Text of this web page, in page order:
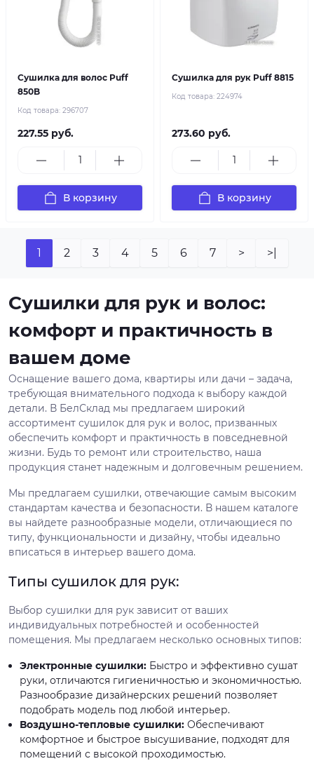
Сушилка для волос Puff
850B
Код товара: 296707
227.55 руб.
В корзину
Сушилка для рук Puff 8815
Код товара: 224974
273.60 руб.
В корзину
1 2 3 4 5 6 7 > >|
Сушилки для рук и волос:
комфорт и практичность в
вашем доме
Оснащение вашего дома, квартиры или дачи – задача,
требующая внимательного подхода к выбору каждой
детали. В БелСклад мы предлагаем широкий
ассортимент сушилок для рук и волос, призванных
обеспечить комфорт и практичность в повседневной
жизни. Будь то ремонт или строительство, наша
продукция станет надежным и долговечным решением.
Мы предлагаем сушилки, отвечающие самым высоким
стандартам качества и безопасности. В нашем каталоге
вы найдете разнообразные модели, отличающиеся по
типу, функциональности и дизайну, чтобы идеально
вписаться в интерьер вашего дома.
Типы сушилок для рук:
Выбор сушилки для рук зависит от ваших
индивидуальных потребностей и особенностей
помещения. Мы предлагаем несколько основных типов:
Электронные сушилки: Быстро и эффективно сушат
руки, отличаются гигиеничностью и экономичностью.
Разнообразие дизайнерских решений позволяет
подобрать модель под любой интерьер.
Воздушно-тепловые сушилки: Обеспечивают
комфортное и быстрое высушивание, подходят для
помещений с высокой проходимостью.